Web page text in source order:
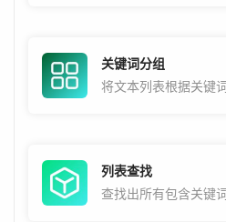
关键词分组
将文本列表根据关键
列表查找